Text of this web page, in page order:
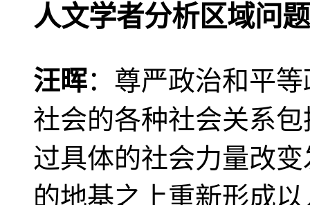
人文学者分析区域问题
汪晖：尊严政治和平
社会的各种社会关系
过具体的社会力量改
的地基之上重新形成